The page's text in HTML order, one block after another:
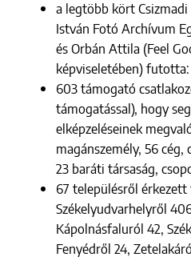
a legtöbb kört
István Fotó Archívum
és Orbán Attila (Feel
képviseletében)
603 támogató
támogatással), hogy
elképzeléseinek
magánszemély, 56
23 baráti társaság,
67 településről érkezett
Székelyudvarhelyről
Kápolnásfaluról 42,
Fenyédről 24,